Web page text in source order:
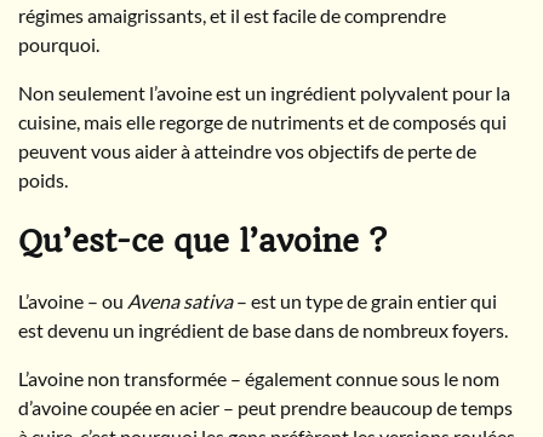
régimes amaigrissants, et il est facile de comprendre
pourquoi.
Non seulement l’avoine est un ingrédient polyvalent pour la
cuisine, mais elle regorge de nutriments et de composés qui
peuvent vous aider à atteindre vos objectifs de perte de
poids.
Qu’est-ce que l’avoine ?
L’avoine – ou Avena sativa– est un type de grain entier qui
est devenu un ingrédient de base dans de nombreux foyers.
L’avoine non transformée – également connue sous le nom
d’avoine coupée en acier – peut prendre beaucoup de temps